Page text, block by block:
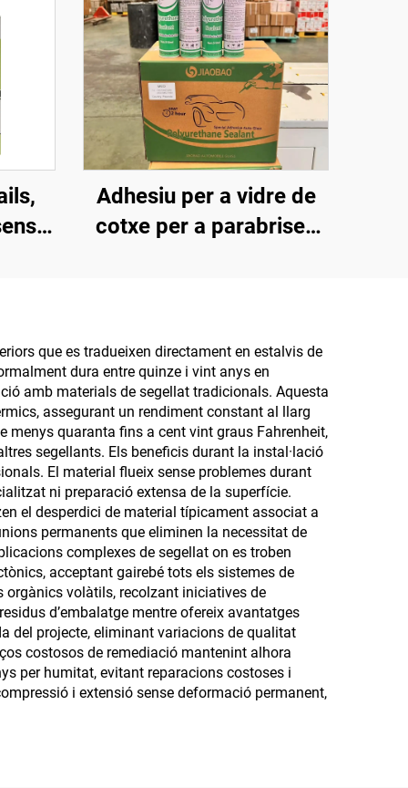
Adhesiu per a vidre de
cotxe per a parabrises
fuites d'aigua, poliuretà
fort, negre
que es tradueixen directament en estalvis de
dura entre quinze i vint anys en
amb materials de segellat tradicionals. Aquesta
assegurant un rendiment constant al llarg
menys quaranta fins a cent vint graus Fahrenheit,
segellants. Els beneficis durant la instal·lació
El material flueix sense problemes durant
ni preparació extensa de la superfície.
el desperdici de material típicament associat a
permanents que eliminen la necessitat de
complexes de segellat on es troben
acceptant gairebé tots els sistemes de
volàtils, recolzant iniciatives de
d’embalatge mentre ofereix avantatges
del projecte, eliminant variacions de qualitat
costosos de remediació mantenint alhora
per humitat, evitant reparacions costoses i
i extensió sense deformació permanent,